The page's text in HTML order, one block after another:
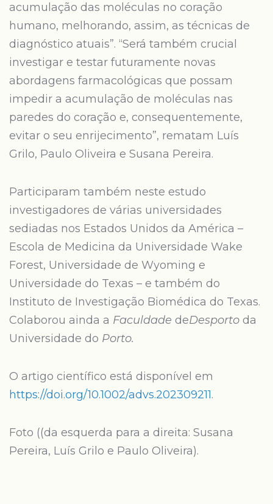
acumulação das moléculas no coração
humano, melhorando, assim, as técnicas de
diagnóstico atuais”. “Será também crucial
investigar e testar futuramente novas
abordagens farmacológicas que possam
impedir a acumulação de moléculas nas
paredes do coração e, consequentemente,
evitar o seu enrijecimento”, rematam Luís
Grilo, Paulo Oliveira e Susana Pereira.
Participaram também neste estudo
investigadores de várias universidades
sediadas nos Estados Unidos da América –
Escola de Medicina da Universidade Wake
Forest, Universidade de Wyoming e
Universidade do Texas – e também do
Instituto de Investigação Biomédica do Texas.
Colaborou ainda a Faculdade deDesporto da
Universidade do Porto.
O artigo científico está disponível em
https://doi.org/10.1002/advs.202309211.
Foto ((da esquerda para a direita: Susana
Pereira, Luís Grilo e Paulo Oliveira).